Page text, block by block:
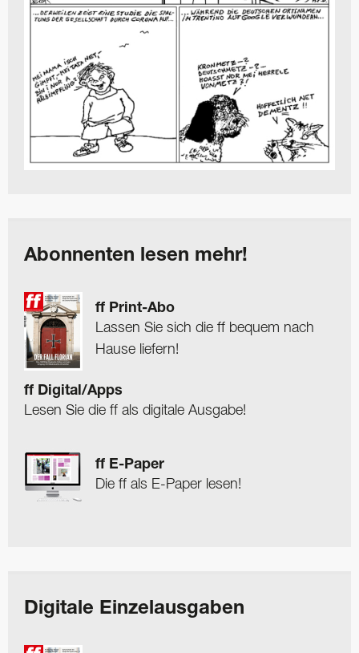
Abonnenten lesen mehr!
ff Print-Abo
Lassen Sie sich die ff bequem nach
Hause liefern!
ff Digital/Apps
Lesen Sie die ff als digitale Ausgabe!
ff E-Paper
Die ff als E-Paper lesen!
Digitale Einzelausgaben